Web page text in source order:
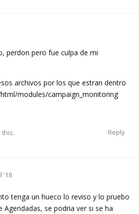
perdon pero fue culpa de mi
archivos por los que estran dentro
modules/campaign_monitoring
Reply
this.
'18
tenga un hueco lo reviso y lo pruebo
Agendadas, se podria ver si se ha